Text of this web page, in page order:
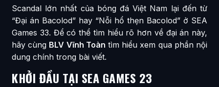
Scandal lớn nhất của bóng đá Việt Nam lại đến từ
“Đại án Bacolod” hay “Nỗi hổ thẹn Bacolod” ở SEA
Games 33. Để có thể tìm hiểu rõ hơn về đại án này,
hãy cùng BLV Vĩnh Toàn tìm hiểu xem qua phần nội
dung chính trong bài viết.
KHỞI ĐẦU TẠI SEA GAMES 23